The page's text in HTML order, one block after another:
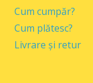
Cum cumpăr?
Cum plătesc?
Livrare și retur